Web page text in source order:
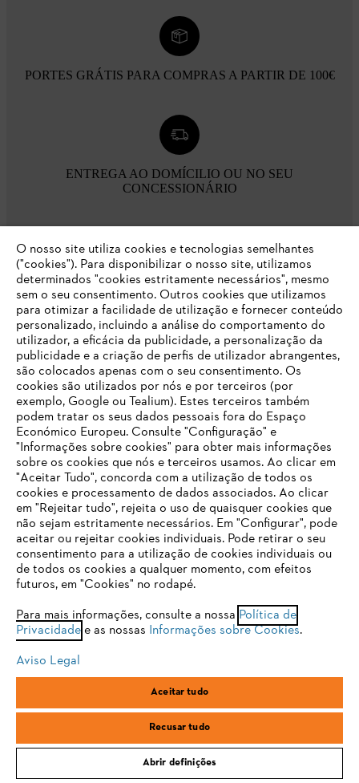
PORTES GRÁTIS PARA COMPRAS A PARTIR DE 100€
ENTREGA AO DOMÍCILIO OU NO SEU
CONCESSIONÁRIO
POLÍTICA DE DEVOLUÇÃO DE 30 DIAS
Opções de pagamento
Empresa
FAQs Loja Online
Condições gerais de venda Proteção de Dados
Informação jurídica
O SEU NAVEGADOR NÃO SUPORTA
ESTE WEBSITE
Está utilizar um navegador que ainda não suportamos. Para
obter o melhor uso de nosso site, recomendamos que altere
para um dos seguintes navegadores:
firefox chrome
safari edge
O nosso site utiliza cookies e tecnologias semelhantes
("cookies"). Para disponibilizar o nosso site, utilizamos
determinados "cookies estritamente necessários", mesmo
sem o seu consentimento. Outros cookies que utilizamos
para otimizar a facilidade de utilização e fornecer conteúdo
personalizado, incluindo a análise do comportamento do
utilizador, a eficácia da publicidade, a personalização da
publicidade e a criação de perfis de utilizador abrangentes,
são colocados apenas com o seu consentimento. Os
cookies são utilizados por nós e por terceiros (por
exemplo, Google ou Tealium). Estes terceiros também
podem tratar os seus dados pessoais fora do Espaço
Económico Europeu. Consulte "Configuração" e
"Informações sobre cookies" para obter mais informações
sobre os cookies que nós e terceiros usamos. Ao clicar em
"Aceitar Tudo", concorda com a utilização de todos os
cookies e processamento de dados associados. Ao clicar
em "Rejeitar tudo", rejeita o uso de quaisquer cookies que
não sejam estritamente necessários. Em "Configurar", pode
aceitar ou rejeitar cookies individuais. Pode retirar o seu
consentimento para a utilização de cookies individuais ou
de todos os cookies a qualquer momento, com efeitos
futuros, em "Cookies" no rodapé.
Para mais informações, consulte a nossa Política de
Privacidadee as nossas Informações sobre Cookies.
Aviso Legal
Aceitar tudo
Recusar tudo
Abrir definições